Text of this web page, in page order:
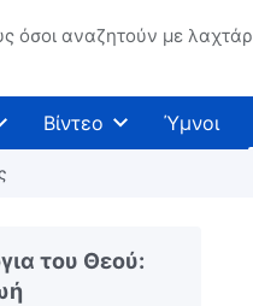
όσοι αναζητούν με
Βίντεο Ύμνοι
του Θεού:
του Θεού:
του Θεού |
του Θεού |
του Θεού:
του Θεού |